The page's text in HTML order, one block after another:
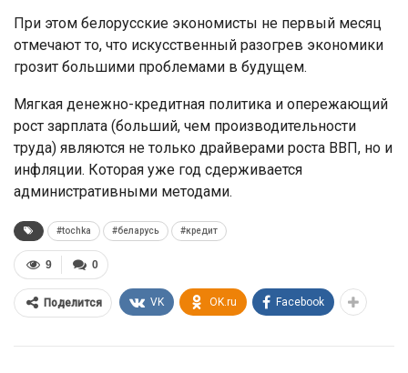
При этом белорусские экономисты не первый месяц
отмечают то, что искусственный разогрев экономики
грозит большими проблемами в будущем.
Мягкая денежно-кредитная политика и опережающий
рост зарплата (больший, чем производительности
труда) являются не только драйверами роста ВВП, но и
инфляции. Которая уже год сдерживается
административными методами.
#tochka #беларусь #кредит
0
9
Поделится VK OK.ru Facebook